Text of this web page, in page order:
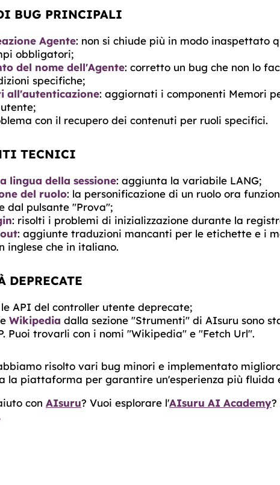
BUG PRINCIPALI
Agente: non si chiude più in modo inaspettato
obbligatori;
del nome dell'Agente: corretto un bug che non lo
specifiche;
all'autenticazione: aggiornati i componenti Memori
con il recupero dei contenuti per ruoli specifici.
TECNICI
lingua della sessione: aggiunta la variabile LANG;
del ruolo: la personificazione di un ruolo ora
dal pulsante "Prova";
: risolti i problemi di inizializzazione durante la
: aggiunte traduzioni mancanti per le etichette e i
inglese che in italiano.
API del controller utente deprecate;
e Wikipedia dalla sezione "Strumenti" di AIsuru sono
Puoi trovarli con i nomi "Wikipedia" e "Fetch Url".
risolto vari bug minori e implementato
la piattaforma per garantire un'esperienza più fluida
con AIsuru? Vuoi esplorare l'AIsuru AI Academy?